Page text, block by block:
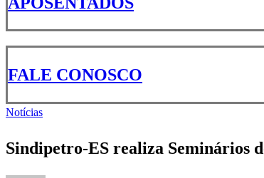
FALE CONOSCO
Notícias
Sindipetro-ES realiza Seminários